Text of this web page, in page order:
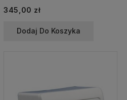
345,00 zł
Dodaj Do Koszyka